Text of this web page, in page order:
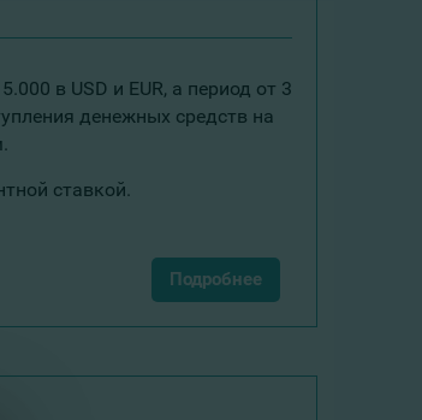
в USD и EUR, а период от 3
денежных средств на
ставкой.
Подробнее